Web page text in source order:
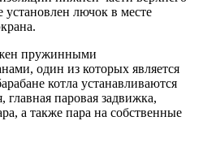
установлен лючок в месте
пружинными
один из которых является
котла устанавливаются
главная паровая задвижка,
а также пара на собственные